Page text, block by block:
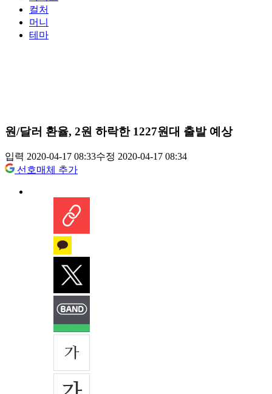
컬처
머니
테마
원/달러 환율, 2원 하락한 1227원대 출발 예상
입력 2020-04-17 08:33수정 2020-04-17 08:34
선호매체 추가